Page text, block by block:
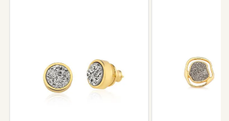
enviada novamente para a fábrica, e será cobrado apenas o
valor de custo do conserto e do frete.
Informe-se conosco sobre estes custos e sobre o prazo de
retorno, que pode variar conforme a região.